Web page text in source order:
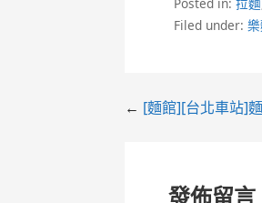
Filed under:
Post
← [麵館][台北車站]
發佈留言